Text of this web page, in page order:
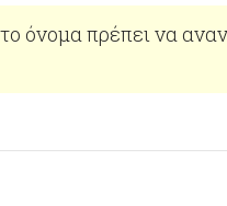
όνομα πρέπει να